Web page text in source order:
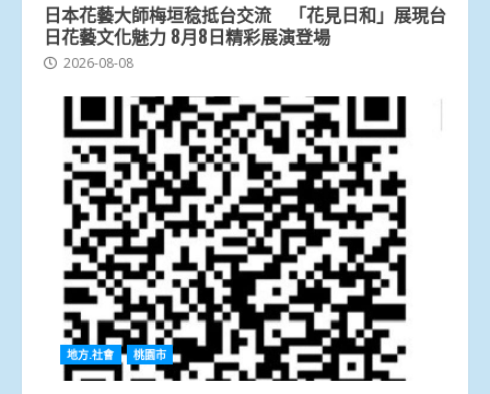
日本花藝大師梅垣稔抵台交流 「花見日和」展現台
日花藝文化魅力 8月8日精彩展演登場
2026-08-08
地方.社會 桃園市